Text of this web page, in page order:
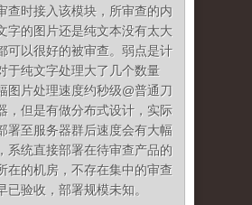
查时接入该模块，所审查的内
字的图片还是纯文本没有太大
可以很好的被审查。弱点是计
于纯文字处理大了几个数量
图片处理速度约秒级@普通刀
，但是有做分布式设计，实际
署至服务器群后速度会有大幅
系统直接部署在待审查产品的
在的机房，不存在集中的审查
已验收，部署规模未知。